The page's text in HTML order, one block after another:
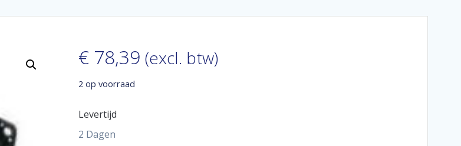
€78,39 (excl. btw)
2 op voorraad
Levertijd
2 Dagen